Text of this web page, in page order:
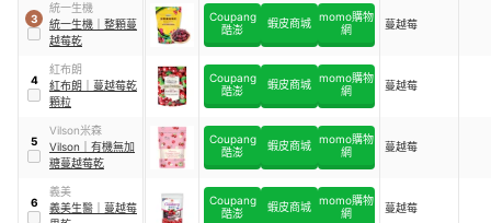
3
統一生機
統一生機
整顆蔓
越莓乾
Coupang
酷澎
蝦皮商城 momo購物
網
蔓越莓
4
紅布朗
紅布朗
蔓越莓乾
顆粒
Coupang
酷澎
蝦皮商城 momo購物
網
蔓越莓
5
Vilson米森
Vilson
有機無加
糖蔓越莓乾
Coupang
酷澎
蝦皮商城 momo購物
網
蔓越莓
6
義美
義美生醫
蔓越莓
Coupang
酷澎
蝦皮商城 momo購物
網
蔓越莓